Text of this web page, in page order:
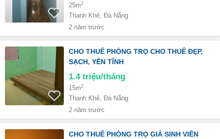
25m2
Thanh Khê, Đà Nẵng
2 năm trước
CHO THUÊ PHÒNG TRỌ CHO THUÊ ĐẸP,
SẠCH, YÊN TĨNH
1.4 triệu/tháng
15m2
Thanh Khê, Đà Nẵng
2 năm trước
CHO THUÊ PHÒNG TRỌ GIÁ SINH VIÊN